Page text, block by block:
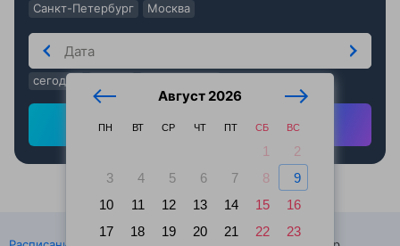
Санкт-Петербург Москва
Август 2026
ПН ВТ СР ЧТ ПТ СБ ВС
1
2
3
4 5 6 7 8
9
10
11 12 13 14 15
16
17
18 19 20 21 22
23
сегодня
Найти ж/д билеты